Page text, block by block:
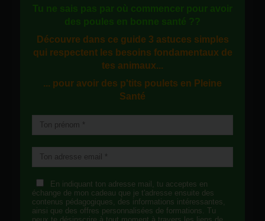
Tu ne sais pas par où commencer pour avoir
des poules en bonne santé ??
Découvre dans ce guide 3 astuces simples
qui respectent les besoins fondamentaux de
tes animaux...
... pour avoir des p'tits poulets en Pleine
Santé
En indiquant ton adresse mail, tu acceptes en
échange de mon cadeau que je t'adresse ensuite des
contenus pédagogiques, des informations intéressantes,
ainsi que des offres personnalisées de formations. Tu